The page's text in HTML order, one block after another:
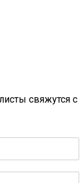
свяжутся с